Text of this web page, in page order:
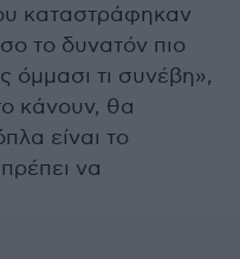
καταστράφηκαν
το δυνατόν πιο
όμμασι τι συνέβη»,
κάνουν, θα
είναι το
να